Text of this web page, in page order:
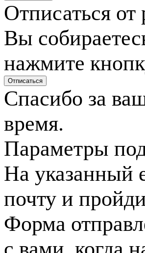
Отписаться от
Вы
нажмите
Спасибо за
время.
Параметры
На указанный
почту и
Форма